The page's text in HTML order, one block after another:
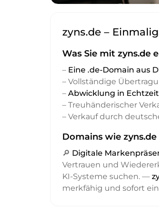
zyns.de –
Was Sie mit zyns.de
– Eine .de-Domain aus
– Vollständige
– Abwicklung in Echtzeit
– Treuhänderischer
– Verkauf durch
Domains wie
🔎 Digitale
Vertrauen und
KI-Systeme suchen. —
merkfähig und sofort